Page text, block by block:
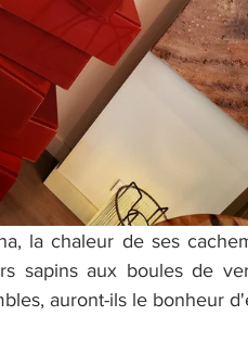
la chaleur de ses
sapins aux boules de
auront-ils le bonheur